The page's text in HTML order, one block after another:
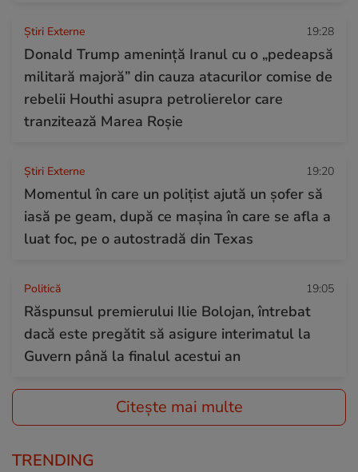
Știri Externe 19:28
Donald Trump amenință Iranul cu o „pedeapsă
militară majoră” din cauza atacurilor comise de
rebelii Houthi asupra petrolierelor care
tranzitează Marea Roșie
Știri Externe 19:20
Momentul în care un polițist ajută un șofer să
iasă pe geam, după ce mașina în care se afla a
luat foc, pe o autostradă din Texas
Politică 19:05
Răspunsul premierului Ilie Bolojan, întrebat
dacă este pregătit să asigure interimatul la
Guvern până la finalul acestui an
Citește mai multe
TRENDING